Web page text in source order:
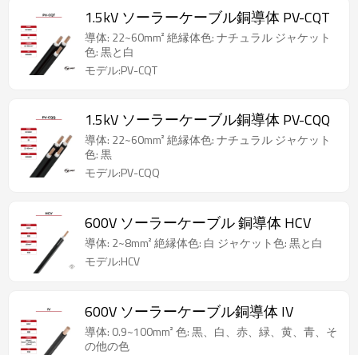
1.5kV ソーラーケーブル銅導体 PV-CQT
導体: 22~60mm² 絶縁体色: ナチュラル ジャケット
色: 黒と白
モデル:PV-CQT
1.5kV ソーラーケーブル銅導体 PV-CQQ
導体: 22~60mm² 絶縁体色: ナチュラル ジャケット
色: 黒
モデル:PV-CQQ
600V ソーラーケーブル 銅導体 HCV
導体: 2~8mm² 絶縁体色: 白 ジャケット色: 黒と白
モデル:HCV
600V ソーラーケーブル銅導体 IV
導体: 0.9~100mm² 色: 黒、白、赤、緑、黄、青、そ
の他の色